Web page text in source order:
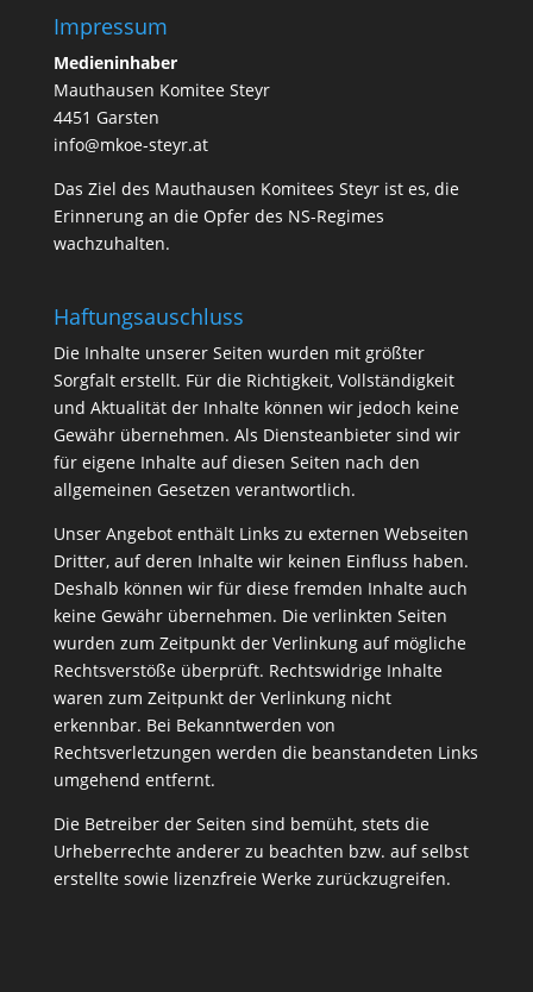
Impressum
Medieninhaber
Mauthausen Komitee Steyr
4451 Garsten
info@mkoe-steyr.at
Das Ziel des Mauthausen Komitees Steyr ist es, die
Erinnerung an die Opfer des NS-Regimes
wachzuhalten.
Haftungsauschluss
Die Inhalte unserer Seiten wurden mit größter
Sorgfalt erstellt. Für die Richtigkeit, Vollständigkeit
und Aktualität der Inhalte können wir jedoch keine
Gewähr übernehmen. Als Diensteanbieter sind wir
für eigene Inhalte auf diesen Seiten nach den
allgemeinen Gesetzen verantwortlich.
Unser Angebot enthält Links zu externen Webseiten
Dritter, auf deren Inhalte wir keinen Einfluss haben.
Deshalb können wir für diese fremden Inhalte auch
keine Gewähr übernehmen. Die verlinkten Seiten
wurden zum Zeitpunkt der Verlinkung auf mögliche
Rechtsverstöße überprüft. Rechtswidrige Inhalte
waren zum Zeitpunkt der Verlinkung nicht
erkennbar. Bei Bekanntwerden von
Rechtsverletzungen werden die beanstandeten Links
umgehend entfernt.
Die Betreiber der Seiten sind bemüht, stets die
Urheberrechte anderer zu beachten bzw. auf selbst
erstellte sowie lizenzfreie Werke zurückzugreifen.